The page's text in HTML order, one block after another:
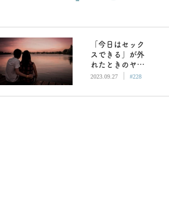
「今日はセック
スできる」が外
れたときのヤリ
チンの対応
2023.09.27 | #228